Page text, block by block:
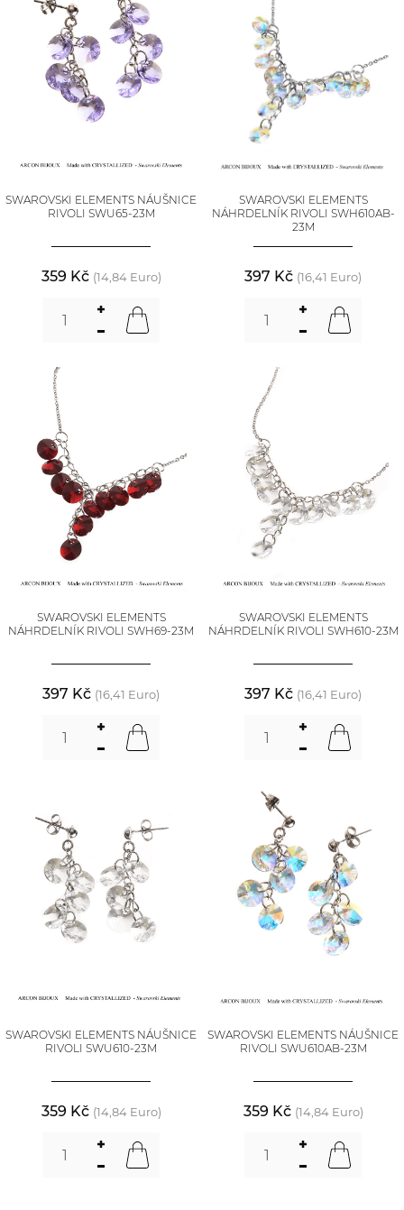
SWAROVSKI ELEMENTS NÁUŠNICE
RIVOLI SWU65-23M
359 Kč (14,84 Euro)
SWAROVSKI ELEMENTS
NÁHRDELNÍK RIVOLI SWH610AB-
23M
397 Kč (16,41 Euro)
SWAROVSKI ELEMENTS
NÁHRDELNÍK RIVOLI SWH69-23M
397 Kč (16,41 Euro)
SWAROVSKI ELEMENTS
NÁHRDELNÍK RIVOLI SWH610-23M
397 Kč (16,41 Euro)
SWAROVSKI ELEMENTS NÁUŠNICE
RIVOLI SWU610-23M
359 Kč (14,84 Euro)
SWAROVSKI ELEMENTS NÁUŠNICE
RIVOLI SWU610AB-23M
359 Kč (14,84 Euro)